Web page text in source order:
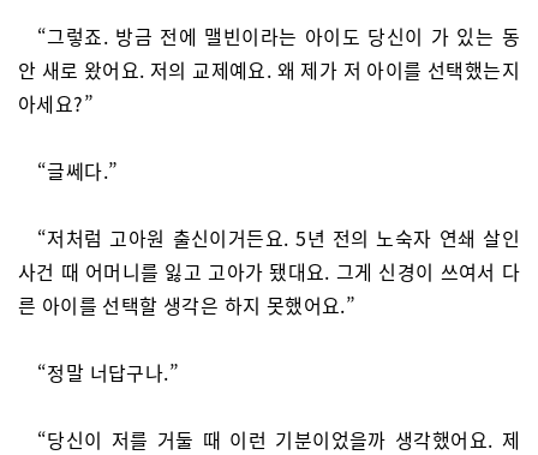
“그렇죠. 방금 전에 맬빈이라는 아이도 당신이 가 있는 동
안 새로 왔어요. 저의 교제예요. 왜 제가 저 아이를 선택했는지
아세요?”
“글쎄다.”
“저처럼 고아원 출신이거든요. 5년 전의 노숙자 연쇄 살인
사건 때 어머니를 잃고 고아가 됐대요. 그게 신경이 쓰여서 다
른 아이를 선택할 생각은 하지 못했어요.”
“정말 너답구나.”
“당신이 저를 거둘 때 이런 기분이었을까 생각했어요. 제